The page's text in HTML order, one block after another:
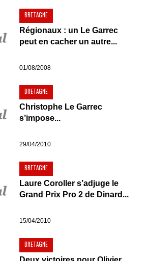
BRETAGNE
Régionaux : un Le Garrec
peut en cacher un autre...
01/08/2008
BRETAGNE
Christophe Le Garrec
s’impose...
29/04/2010
BRETAGNE
Laure Coroller s’adjuge le
Grand Prix Pro 2 de Dinard...
15/04/2010
BRETAGNE